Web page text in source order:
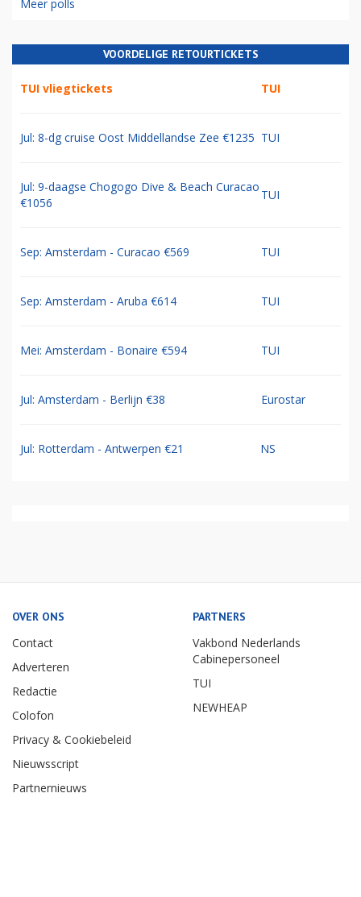
Meer polls
VOORDELIGE RETOURTICKETS
TUI vliegtickets TUI
Jul: 8-dg cruise Oost Middellandse Zee €1235 TUI
Jul: 9-daagse Chogogo Dive & Beach Curacao
€1056
TUI
Sep: Amsterdam - Curacao €569 TUI
Sep: Amsterdam - Aruba €614 TUI
Mei: Amsterdam - Bonaire €594 TUI
Jul: Amsterdam - Berlijn €38 Eurostar
Jul: Rotterdam - Antwerpen €21 NS
OVER ONS
Contact
Adverteren
Redactie
Colofon
Privacy & Cookiebeleid
Nieuwsscript
Partnernieuws
PARTNERS
Vakbond Nederlands
Cabinepersoneel
TUI
NEWHEAP